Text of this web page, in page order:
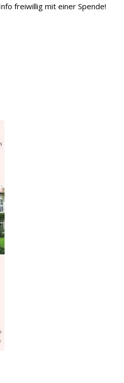
freiwillig mit einer Spende!